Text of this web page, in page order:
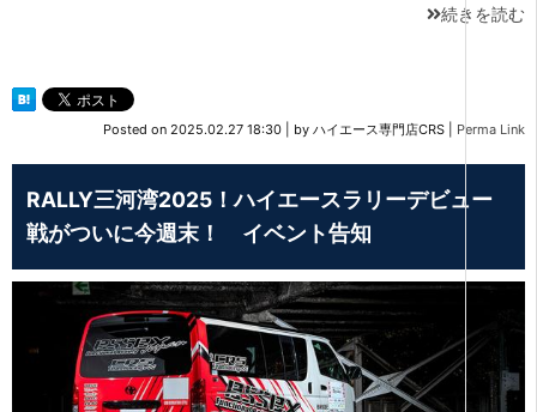
続きを読む
Posted on 2025.02.27 18:30 by ハイエース専門店CRS Perma Link
RALLY三河湾2025！ハイエースラリーデビュー
戦がついに今週末！ イベント告知